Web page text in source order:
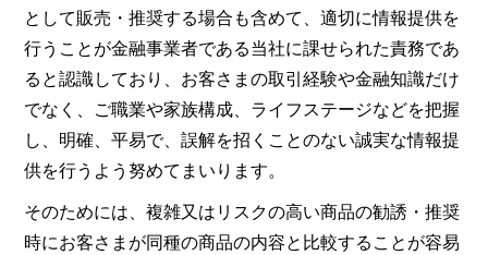
として販売・推奨する場合も含めて、適切に情報提供を
行うことが金融事業者である当社に課せられた責務であ
ると認識しており、お客さまの取引経験や金融知識だけ
でなく、ご職業や家族構成、ライフステージなどを把握
し、明確、平易で、誤解を招くことのない誠実な情報提
供を行うよう努めてまいります。
そのためには、複雑又はリスクの高い商品の勧誘・推奨
時にお客さまが同種の商品の内容と比較することが容易